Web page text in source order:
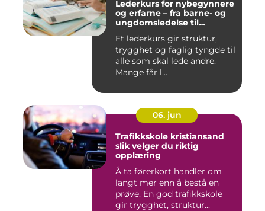
Lederkurs for nybegynnere
og erfarne – fra barne- og
ungdomsledelse til
Et lederkurs gir struktur,
trygghet og faglig tyngde til
alle som skal lede andre.
Mange får l...
06. jun
Trafikkskole kristiansand
slik velger du riktig
opplæring
Å ta førerkort handler om
langt mer enn å bestå en
prøve. En god trafikkskole
gir trygghet, struktur...